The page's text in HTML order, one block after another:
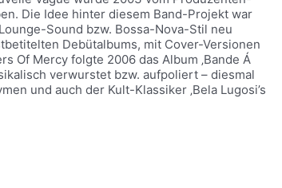
Die Idee hinter diesem Band-Projekt war
Sound bzw. Bossa-Nova-Stil neu
Debütalbums, mit Cover-Versionen
Of Mercy folgte 2006 das Album ‚Bande Á
verwurstet bzw. aufpoliert – diesmal
und auch der Kult-Klassiker ‚Bela Lugosi’s